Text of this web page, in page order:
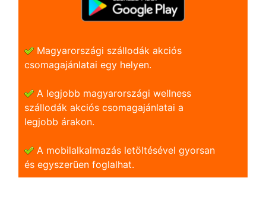
Magyarországi szállodák akciós
csomagajánlatai egy helyen.
A legjobb magyarországi wellness
szállodák akciós csomagajánlatai a
legjobb árakon.
A mobilalkalmazás letöltésével gyorsan
és egyszerũen foglalhat.